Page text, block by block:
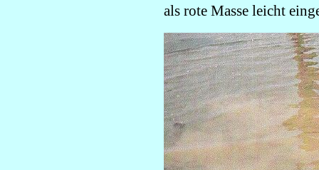
als rote Masse leicht